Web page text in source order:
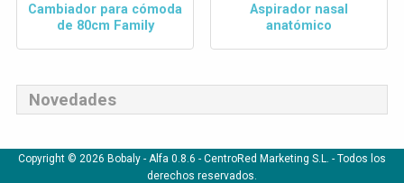
Cambiador para cómoda
de 80cm Family
Aspirador nasal
anatómico
Novedades
Copyright © 2026 Bobaly - Alfa 0.8.6 - CentroRed Marketing S.L. - Todos los
derechos reservados.